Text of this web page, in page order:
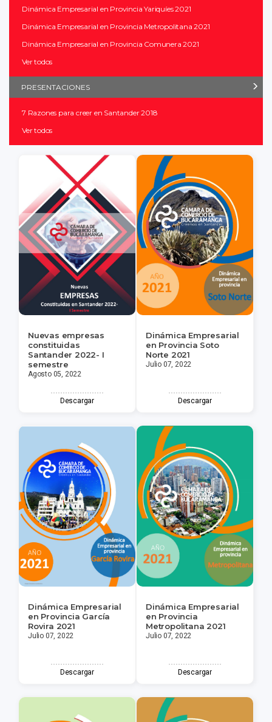
Dinámica Empresarial en Provincia Yariquíes 2021
Dinámica Empresarial en Provincia Metropolitana 2021
Dinámica Empresarial en Provincia Comunera 2021
Ver todos
PRESENTACIONES
7 Razones para creer en Santander 2018
Ver todos
Nuevas empresas
constituidas
Santander 2022- I
semestre
Agosto 05, 2022
Descargar
Dinámica Empresarial
en Provincia Soto
Norte 2021
Julio 07, 2022
Descargar
Dinámica Empresarial
en Provincia García
Rovira 2021
Julio 07, 2022
Descargar
Dinámica Empresarial
en Provincia
Metropolitana 2021
Julio 07, 2022
Descargar